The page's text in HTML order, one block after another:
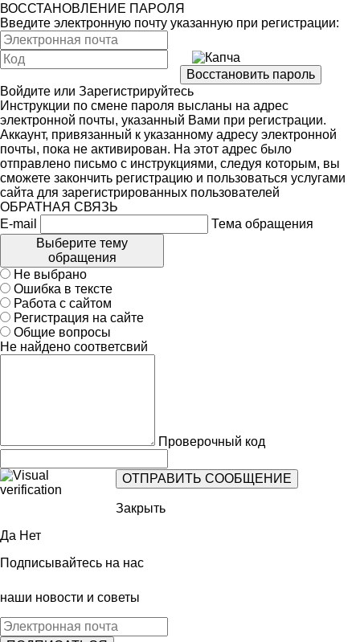
ВОССТАНОВЛЕНИЕ ПАРОЛЯ
Введите электронную почту указанную при регистрации:
Войдите или Зарегистрируйтесь
Инструкции по смене пароля высланы на адрес
электронной почты, указанный Вами при регистрации.
Аккаунт, привязанный к указанному адресу электронной
почты, пока не активирован. На этот адрес было
отправлено письмо с инструкциями, следуя которым, вы
сможете закончить регистрацию и пользоваться услугами
сайта для зарегистрированных пользователей
ОБРАТНАЯ СВЯЗЬ
E-mail
Тема обращения
Выберите тему
обращения
Не выбрано
Ошибка в тексте
Работа с сайтом
Регистрация на сайте
Общие вопросы
Не найдено соответсвий
Проверочный код
Закрыть
Да Нет
Подписывайтесь на нас
наши новости и советы